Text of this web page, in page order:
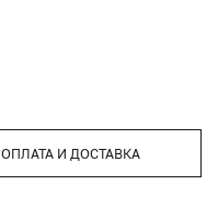
ОПЛАТА И ДОСТАВКА